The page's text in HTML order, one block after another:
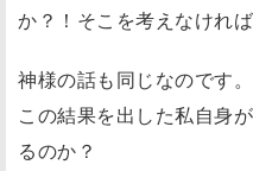
か？！そこを考えなけれ
神様の話も同じなのです。
この結果を出した私自身
るのか？